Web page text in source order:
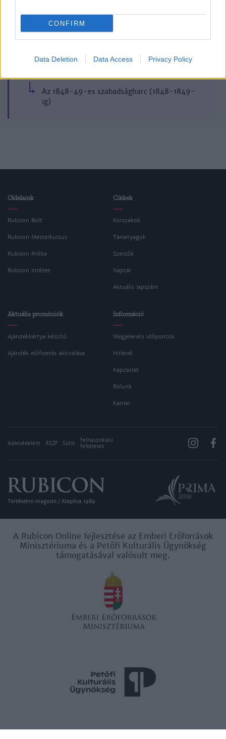
CONFIRM
Data Deletion Data Access Privacy Policy
Korszak
Az 1848-49-es szabadságharc (1848-1849-
ig)
Oldalaink
Rubicon Bolt
Rubicon Mesterkurzus
Rubicon Próba
Rubicon Intézet
Cikkek
Korszakok
Tananyagok
Szerzők
Naptár
Aktuális lapszám
Aktuális promóciók
Ajándékkártya készítő
Ajándék előfizetés aktiválása
Információ
Megjelenési időpontok
Hírlevél
Kapcsolat
Rólunk
Karrier
Adatvédelem ÁSZF Sütik
Felhasználási
feltételek
Történelmi magazin / Alapítva 1989
A Rubicon Online fejlesztése az Emberi Erőforrások
Minisztériuma és a Petőfi Kulturális Ügynökség
támogatásával valósult meg.